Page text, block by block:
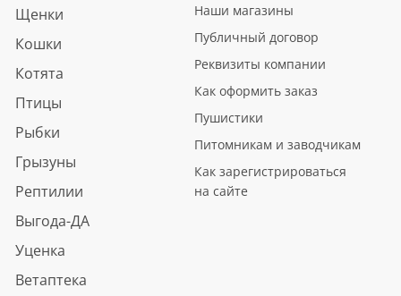
Щенки
Кошки
Котята
Птицы
Рыбки
Грызуны
Рептилии
Выгода-ДА
Уценка
Ветаптека
Наши магазины
Публичный договор
Реквизиты компании
Как оформить заказ
Пушистики
Питомникам и заводчикам
Как зарегистрироваться
на сайте